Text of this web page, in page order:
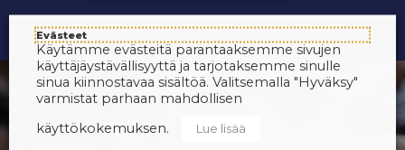
Evästeet
Käytämme evästeitä parantaaksemme sivujen
käyttäjäystävällisyyttä ja tarjotaksemme sinulle
sinua kiinnostavaa sisältöä. Valitsemalla "Hyväksy"
varmistat parhaan mahdollisen
käyttökokemuksen.
Lue lisää